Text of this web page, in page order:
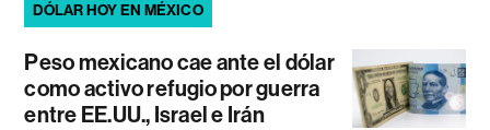
DÓLAR HOY EN MÉXICO
Peso mexicano cae ante el dólar
como activo refugio por guerra
entre EE.UU., Israel e Irán